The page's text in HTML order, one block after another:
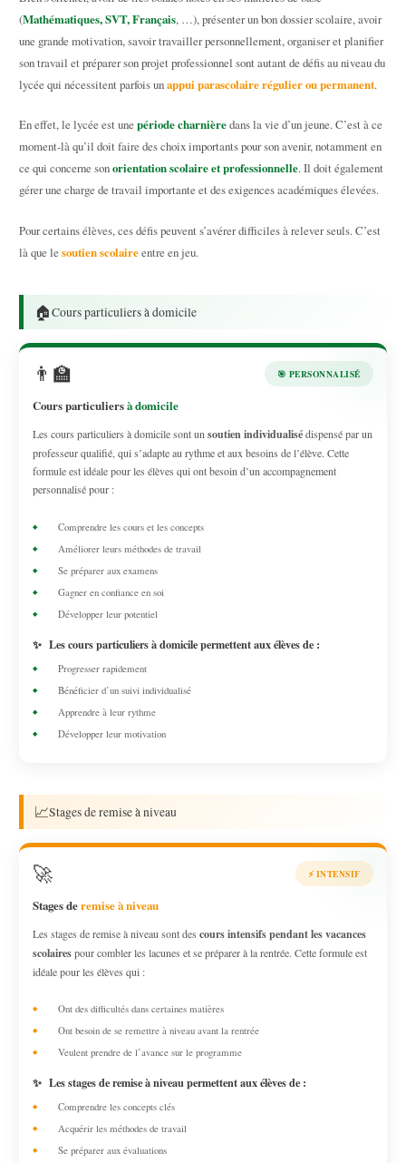
(Mathématiques, SVT, Français, …), présenter un bon dossier scolaire, avoir
une grande motivation, savoir travailler personnellement, organiser et planifier
son travail et préparer son projet professionnel sont autant de défis au niveau du
lycée qui nécessitent parfois unappui parascolaire régulier ou permanent.
En effet, le lycée est unepériode charnièredans la vie d’un jeune. C’est à ce
moment-là qu’il doit faire des choix importants pour son avenir, notamment en
ce qui concerne sonorientation scolaire et professionnelle. Il doit également
gérer une charge de travail importante et des exigences académiques élevées.
Pour certains élèves, ces défis peuvent s’avérer difficiles à relever seuls. C’est
là que lesoutien scolaireentre en jeu.
🏠Cours particuliers à domicile
👨‍🏫 🎯 PERSONNALISÉ
Cours particuliersà domicile
Les cours particuliers à domicile sont unsoutien individualisédispensé par un
professeur qualifié, qui s’adapte au rythme et aux besoins de l’élève. Cette
formule est idéale pour les élèves qui ont besoin d’un accompagnement
personnalisé pour :
Comprendre les cours et les concepts
Améliorer leurs méthodes de travail
Se préparer aux examens
Gagner en confiance en soi
Développer leur potentiel
✨ Les cours particuliers à domicile permettent aux élèves de :
Progresser rapidement
Bénéficier d’un suivi individualisé
Apprendre à leur rythme
Développer leur motivation
📈Stages de remise à niveau
🚀 ⚡ INTENSIF
Stages deremise à niveau
Les stages de remise à niveau sont descours intensifs pendant les vacances
scolairespour combler les lacunes et se préparer à la rentrée. Cette formule est
idéale pour les élèves qui :
Ont des difficultés dans certaines matières
Ont besoin de se remettre à niveau avant la rentrée
Veulent prendre de l’avance sur le programme
✨ Les stages de remise à niveau permettent aux élèves de :
Comprendre les concepts clés
Acquérir les méthodes de travail
Se préparer aux évaluations